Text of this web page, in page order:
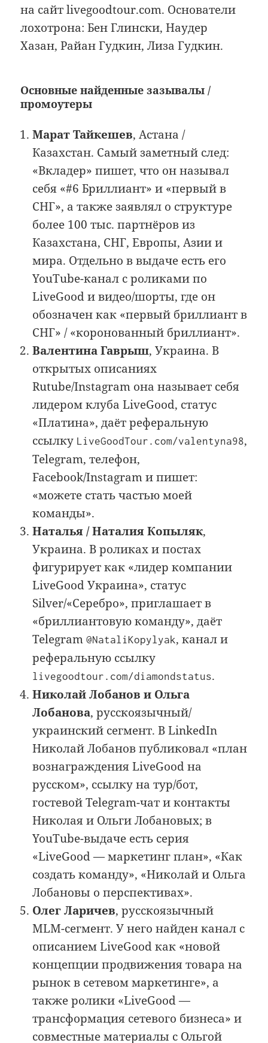
на сайт livegoodtour.com. Основатели
лохотрона: Бен Глински, Наудер
Хазан, Райан Гудкин, Лиза Гудкин.
Основные найденные зазывалы /
промоутеры
Марат Тайкешев, Астана /
Казахстан. Самый заметный след:
«Вкладер» пишет, что он называл
себя «#6 Бриллиант» и «первый в
СНГ», а также заявлял о структуре
более 100 тыс. партнёров из
Казахстана, СНГ, Европы, Азии и
мира. Отдельно в выдаче есть его
YouTube-канал с роликами по
LiveGood и видео/шорты, где он
обозначен как «первый бриллиант в
СНГ» / «коронованный бриллиант».
Валентина Гаврыш, Украина. В
открытых описаниях
Rutube/Instagram она называет себя
лидером клуба LiveGood, статус
«Платина», даёт реферальную
ссылку LiveGoodTour.com/valentyna98,
Telegram, телефон,
Facebook/Instagram и пишет:
«можете стать частью моей
команды».
Наталья / Наталия Копыляк,
Украина. В роликах и постах
фигурирует как «лидер компании
LiveGood Украина», статус
Silver/«Серебро», приглашает в
«бриллиантовую команду», даёт
Telegram@NataliKopylyak, канал и
реферальную ссылку
livegoodtour.com/diamondstatus.
Николай Лобанов и Ольга
Лобанова, русскоязычный/
украинский сегмент. В LinkedIn
Николай Лобанов публиковал «план
вознаграждения LiveGood на
русском», ссылку на тур/бот,
гостевой Telegram-чат и контакты
Николая и Ольги Лобановых; в
YouTube-выдаче есть серия
«LiveGood — маркетинг план», «Как
создать команду», «Николай и Ольга
Лобановы о перспективах».
Олег Ларичев, русскоязычный
MLM-сегмент. У него найден канал с
описанием LiveGood как «новой
концепции продвижения товара на
рынок в сетевом маркетинге», а
также ролики «LiveGood —
трансформация сетевого бизнеса» и
совместные материалы с Ольгой